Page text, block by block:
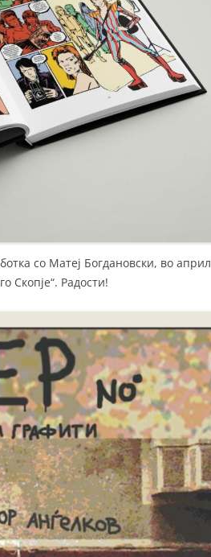
со Матеј Богдановски, во април
Скопје“. Радости!